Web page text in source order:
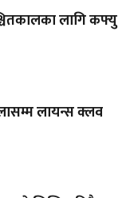
लागि कफ्यु
लायन्स क्लव